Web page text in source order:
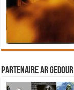
Partenaire Ar Gedour